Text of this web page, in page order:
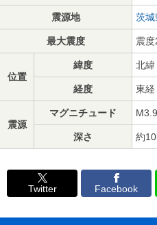
震源地 茨城
最大震度 震度
位置
緯度 北
経度 東
震源
マグニチュード M3.9
深さ 約
Twitter Facebook